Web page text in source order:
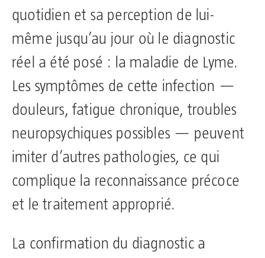
quotidien et sa perception de lui-
même jusqu’au jour où le diagnostic
réel a été posé : la maladie de Lyme.
Les symptômes de cette infection —
douleurs, fatigue chronique, troubles
neuropsychiques possibles — peuvent
imiter d’autres pathologies, ce qui
complique la reconnaissance précoce
et le traitement approprié.
La confirmation du diagnostic a